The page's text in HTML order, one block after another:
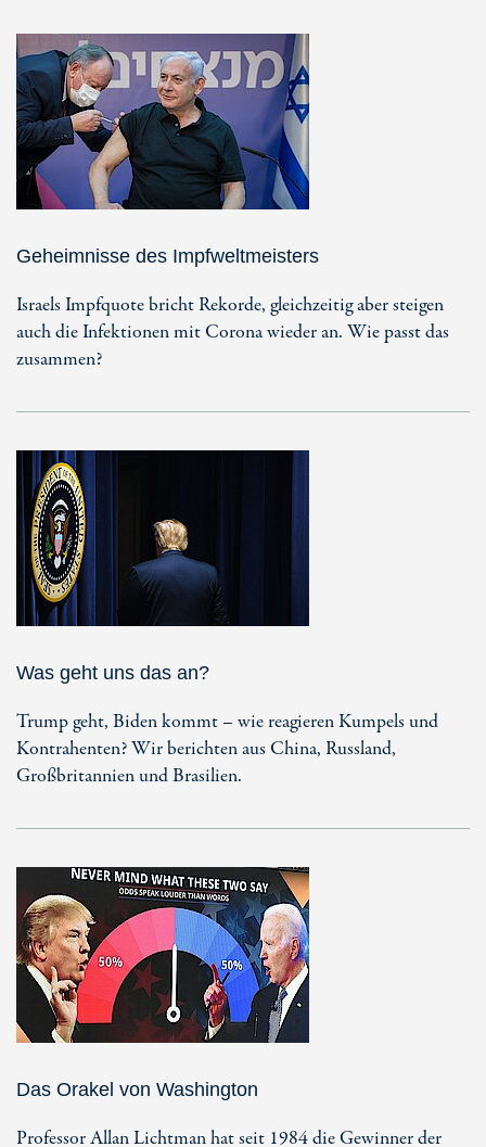
Geheimnisse des Impfweltmeisters
Israels Impfquote bricht Rekorde, gleichzeitig aber steigen
auch die Infektionen mit Corona wieder an. Wie passt das
zusammen?
Was geht uns das an?
Trump geht, Biden kommt – wie reagieren Kumpels und
Kontrahenten? Wir berichten aus China, Russland,
Großbritannien und Brasilien.
Das Orakel von Washington
Professor Allan Lichtman hat seit 1984 die Gewinner der